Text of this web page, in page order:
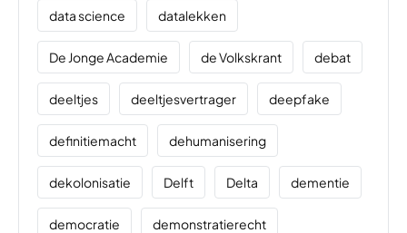
data science datalekken
De Jonge Academie de Volkskrant debat
deeltjes deeltjesvertrager deepfake
definitiemacht dehumanisering
dekolonisatie Delft Delta dementie
democratie demonstratierecht